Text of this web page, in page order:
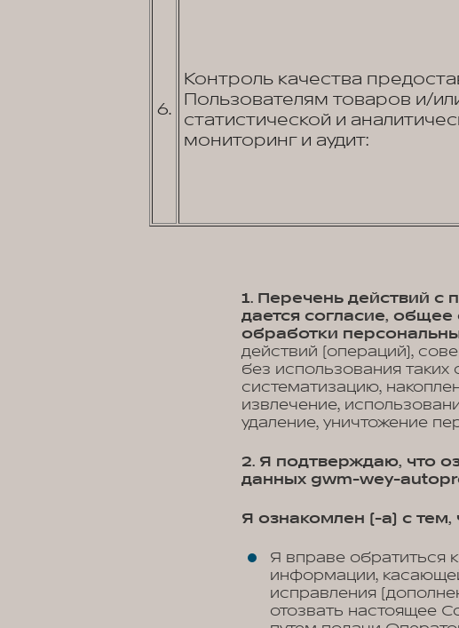
6.
Контроль качества
Пользователям товаров и/
статистической и
мониторинг и аудит:
1. Перечень действий
дается согласие,
обработки
действий (операций),
без использования
систематизацию,
извлечение,
удаление, уничтожение
2. Я подтверждаю, что
данных gwm-wey-
Я ознакомлен (-а) с тем,
Я вправе обратиться
информации,
исправления
отозвать настоящее